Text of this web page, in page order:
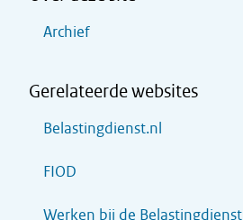
Archief
Gerelateerde websites
Belastingdienst.nl
FIOD
Werken bij de Belastingdienst